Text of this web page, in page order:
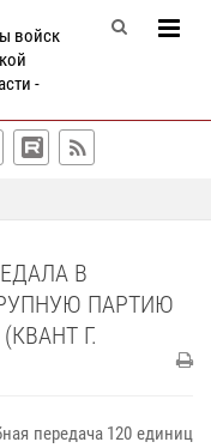
войск
-
В
ПАРТИЮ
Г.
передача 120 единиц